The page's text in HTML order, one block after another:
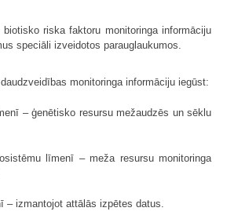
riska faktoru monitoringa informāciju
speciāli izveidotos parauglaukumos.
monitoringa informāciju iegūst:
– ģenētisko resursu mežaudzēs un sēklu
līmenī – meža resursu monitoringa
– izmantojot attālās izpētes datus.